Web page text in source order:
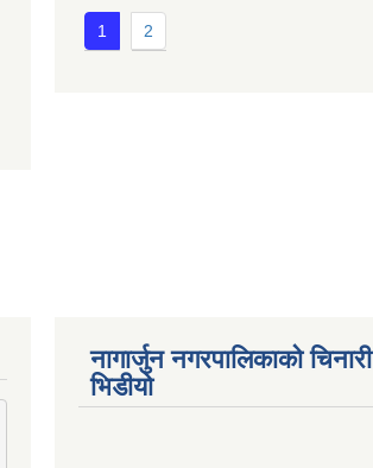
1 2
नागार्जुन नगरपालिकाको चिनारी
भिडीयो